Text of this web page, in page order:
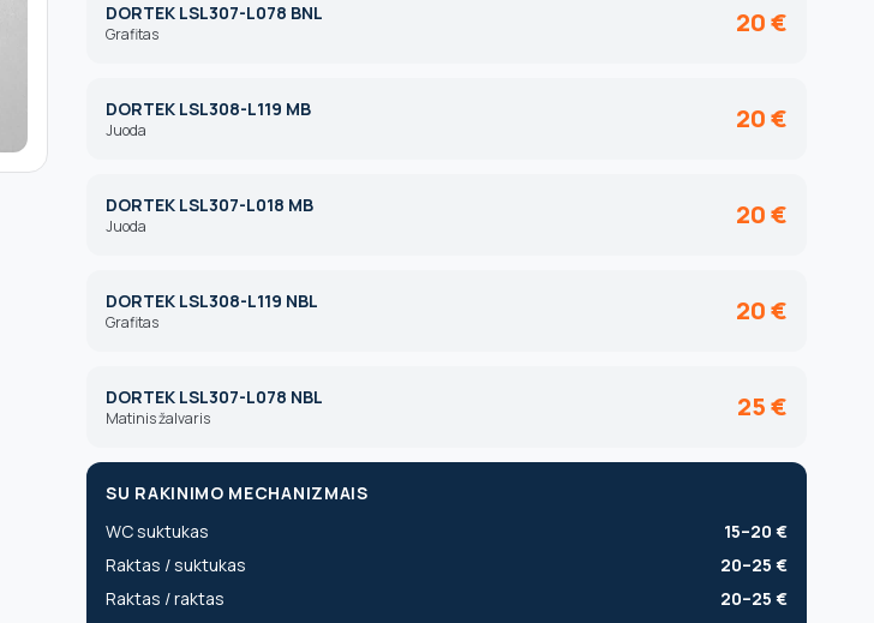
DORTEK LSL307-L078 BNL
Grafitas 20 €
DORTEK LSL308-L119 MB
Juoda 20 €
DORTEK LSL307-L018 MB
Juoda 20 €
DORTEK LSL308-L119 NBL
Grafitas 20 €
DORTEK LSL307-L078 NBL
Matinis žalvaris 25 €
SU RAKINIMO MECHANIZMAIS
WC suktukas
15–20 €
Raktas / suktukas
20–25 €
Raktas / raktas
20–25 €